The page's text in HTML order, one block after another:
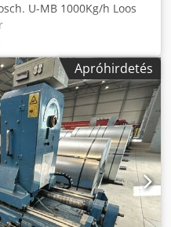
U-MB 1000Kg/h Loos
Apróhirdetés